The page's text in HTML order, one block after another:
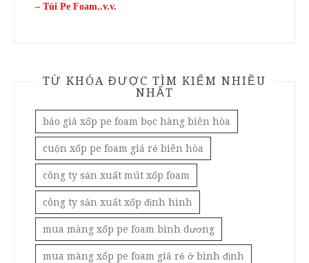
– Túi Pe Foam..v.v.
TỪ KHÓA ĐƯỢC TÌM KIẾM NHIỀU
NHẤT
báo giá xốp pe foam bọc hàng biên hòa
cuộn xốp pe foam giá rẻ biên hòa
công ty sản xuất mút xốp foam
công ty sản xuất xốp định hình
mua màng xốp pe foam bình dương
mua màng xốp pe foam giá rẻ ở bình định